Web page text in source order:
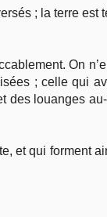
; la terre est
On
; celle qui
des louanges
et qui forment